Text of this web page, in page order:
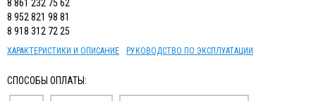
ИЗМЕРИТЕЛЬНЫЙ ИНСТРУМЕНТ
ТЕРМОМЕТРЫ, ГИГРОМЕТРЫ ВИТ
8 861 232 75 62
8 952 821 98 81
8 918 312 72 25
ХАРАКТЕРИСТИКИ И ОПИСАНИЕ РУКОВОДСТВО ПО ЭКСПЛУАТАЦИИ
СПОСОБЫ ОПЛАТЫ: